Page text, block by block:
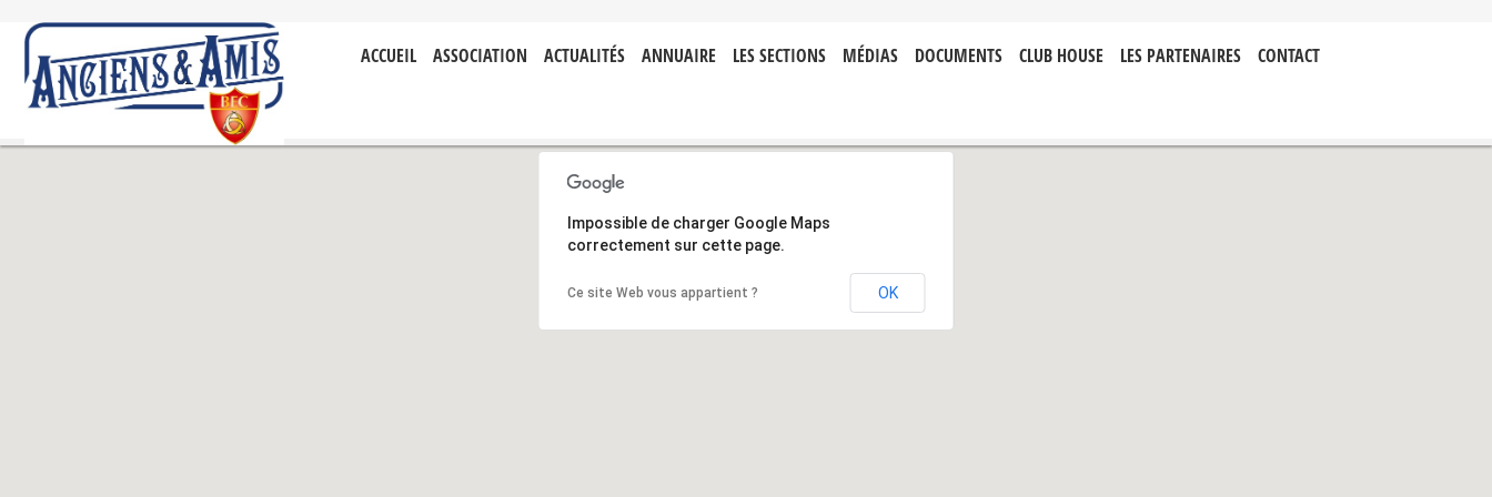
ACCUEIL ASSOCIATION ACTUALITÉS ANNUAIRE LES SECTIONS MÉDIAS DOCUMENTS CLUB HOUSE LES PARTENAIRES CONTACT
Impossible de charger Google Maps
correctement sur cette page.
Ce site Web vous appartient ? OK